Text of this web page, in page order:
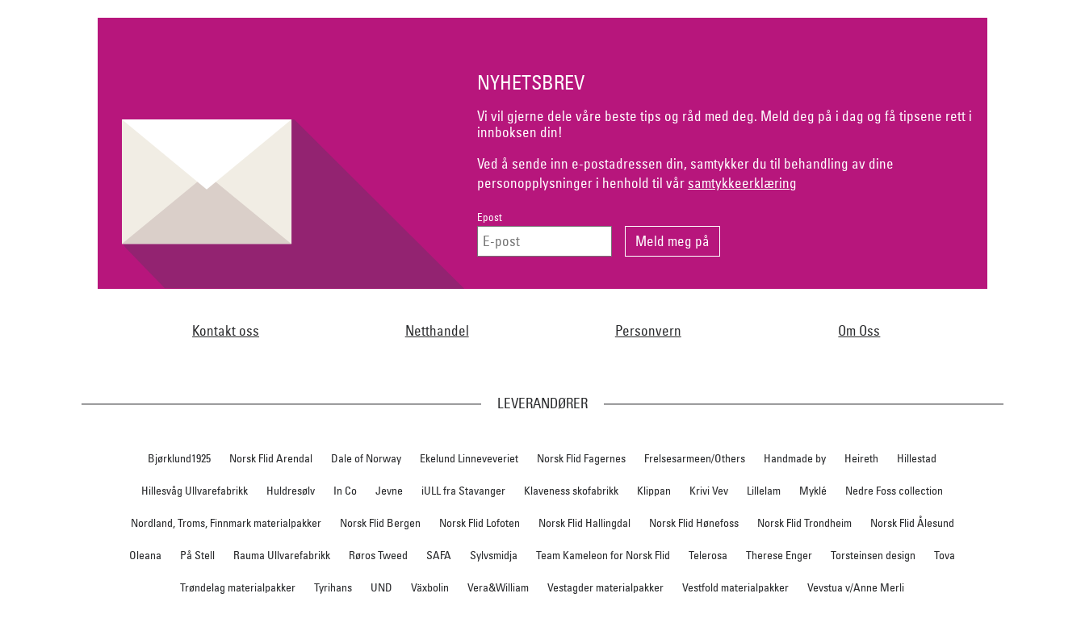
NYHETSBREV
Vi vil gjerne dele våre beste tips og råd med deg. Meld deg på i dag og få tipsene rett i
innboksen din!
Ved å sende inn e-postadressen din, samtykker du til behandling av dine
personopplysninger i henhold til vår samtykkeerklæring
Epost
Kontakt oss Netthandel Personvern Om Oss
LEVERANDØRER
Bjørklund1925 Norsk Flid Arendal Dale of Norway Ekelund Linneveveriet Norsk Flid Fagernes Frelsesarmeen/Others Handmade by Heireth Hillestad
Hillesvåg Ullvarefabrikk Huldresølv In Co Jevne iULL fra Stavanger Klaveness skofabrikk Klippan Krivi Vev Lillelam Myklé Nedre Foss collection
Nordland, Troms, Finnmark materialpakker Norsk Flid Bergen Norsk Flid Lofoten Norsk Flid Hallingdal Norsk Flid Hønefoss Norsk Flid Trondheim Norsk Flid Ålesund
Oleana På Stell Rauma Ullvarefabrikk Røros Tweed SAFA Sylvsmidja Team Kameleon for Norsk Flid Telerosa Therese Enger Torsteinsen design Tova
Trøndelag materialpakker Tyrihans UND Växbolin Vera&William Vestagder materialpakker Vestfold materialpakker Vevstua v/Anne Merli